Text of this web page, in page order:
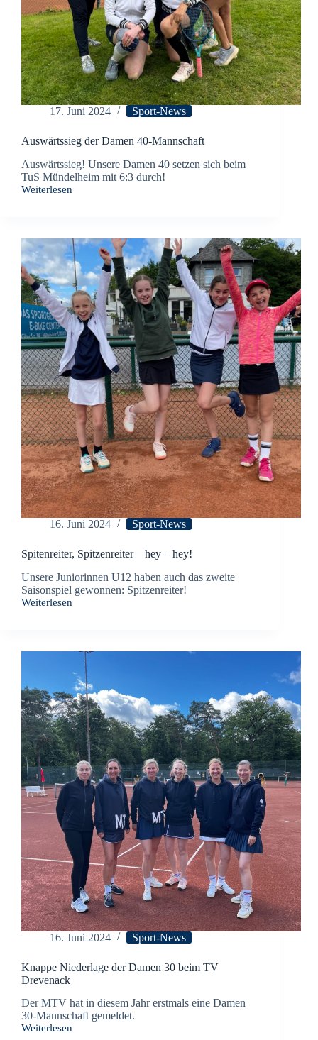
17. Juni 2024 Sport-News
Auswärtssieg der Damen 40-Mannschaft
Auswärtssieg! Unsere Damen 40 setzen sich beim
TuS Mündelheim mit 6:3 durch!
Weiterlesen
Auswärtssieg
Mannschaft
16. Juni 2024 Sport-News
Spitenreiter, Spitzenreiter – hey – hey!
Unsere Juniorinnen U12 haben auch das zweite
Saisonspiel gewonnen: Spitzenreiter!
Weiterlesen
Spitenreiter,
16. Juni 2024 Sport-News
Knappe Niederlage der Damen 30 beim TV
Drevenack
Der MTV hat in diesem Jahr erstmals eine Damen
30-Mannschaft gemeldet.
Weiterlesen
Knappe